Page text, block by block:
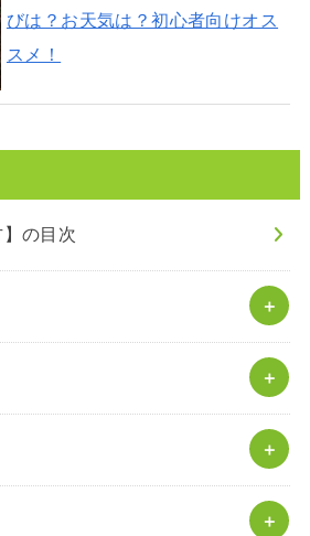
びは？お天気は？初心者向けオス
スメ！
】の目次